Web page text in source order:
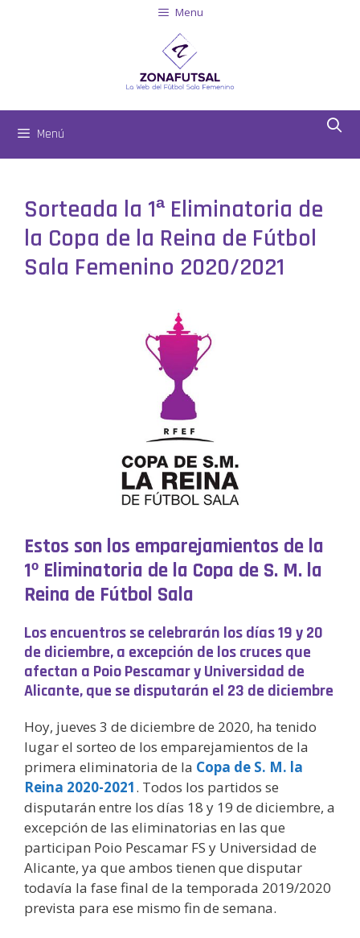
Menu
Menú
Sorteada la 1ª Eliminatoria de
la Copa de la Reina de Fútbol
Sala Femenino 2020/2021
Estos son los emparejamientos de la
1º Eliminatoria de la Copa de S. M. la
Reina de Fútbol Sala
Los encuentros se celebrarán los días 19 y 20
de diciembre, a excepción de los cruces que
afectan a Poio Pescamar y Universidad de
Alicante, que se disputarán el 23 de diciembre
Hoy, jueves 3 de diciembre de 2020, ha tenido
lugar el sorteo de los emparejamientos de la
primera eliminatoria de la Copa de S. M. la
Reina 2020-2021. Todos los partidos se
disputarán entre los días 18 y 19 de diciembre, a
excepción de las eliminatorias en las que
participan Poio Pescamar FS y Universidad de
Alicante, ya que ambos tienen que disputar
todavía la fase final de la temporada 2019/2020
prevista para ese mismo fin de semana.